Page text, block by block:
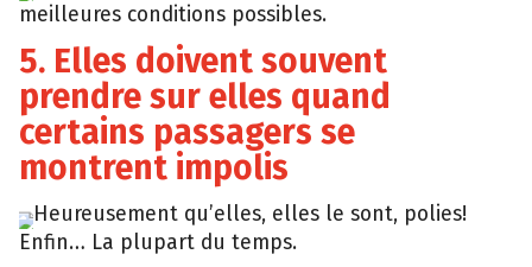
meilleures conditions possibles.
5. Elles doivent souvent
prendre sur elles quand
certains passagers se
montrent impolis
Giphy
Heureusement qu’elles, elles le sont, polies!
Enfin… La plupart du temps.